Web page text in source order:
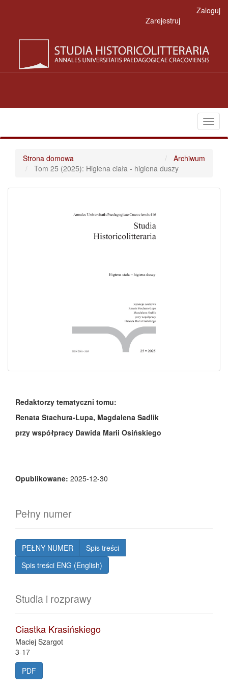
Zarejestruj
Zaloguj
Strona domowa
Archiwum
Tom 25 (2025): Higiena ciała - higiena duszy
Redaktorzy tematyczni tomu:
Renata Stachura-Lupa, Magdalena Sadlik
przy współpracy Dawida Marii Osińskiego
Opublikowane: 2025-12-30
Pełny numer
PEŁNY NUMER
Spis treści
Spis treści ENG (English)
Studia i rozprawy
Ciastka Krasińskiego
Maciej Szargot
3-17
PDF